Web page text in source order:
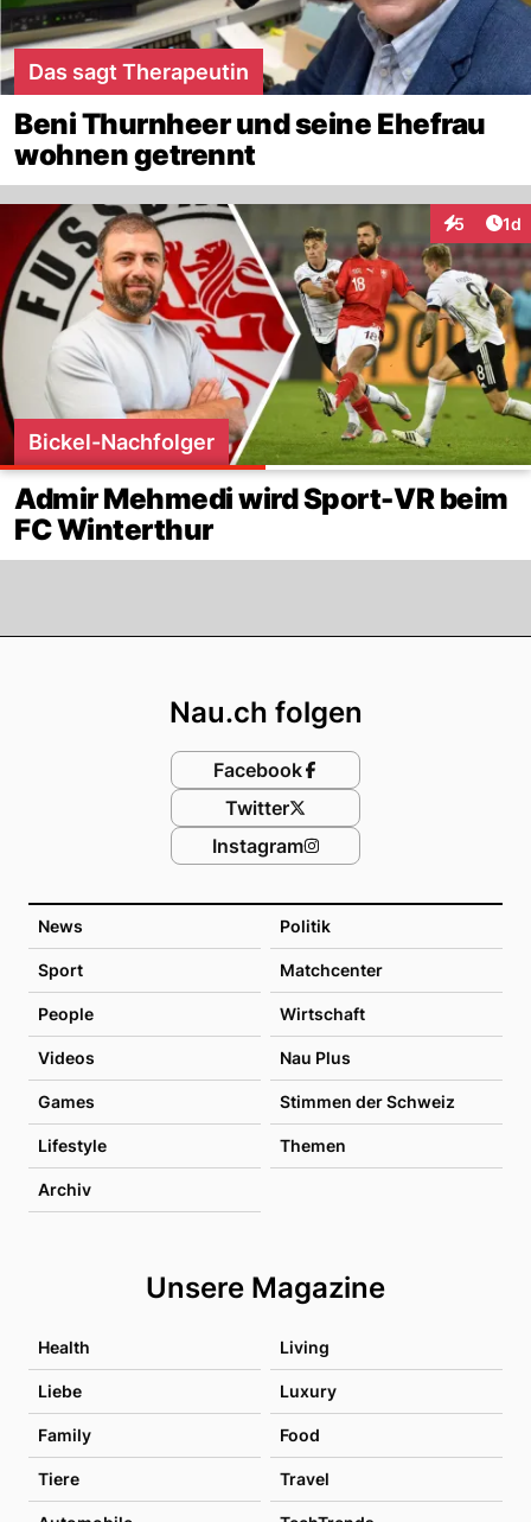
Das sagt Therapeutin
Beni Thurnheer und seine Ehefrau
wohnen getrennt
5 1d
Bickel-Nachfolger
Admir Mehmedi wird Sport-VR beim
FC Winterthur
News Politik
Sport Matchcenter
People Wirtschaft
Videos Nau Plus
Games Stimmen der Schweiz
Lifestyle Themen
Archiv
Unsere Magazine
Health Living
Liebe Luxury
Family Food
Tiere Travel
Nau.ch folgen
Facebook
Twitter
Instagram